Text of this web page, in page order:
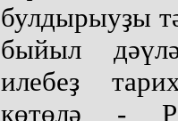
булдырыуҙы
быйыл
илебеҙ
көтөлә -